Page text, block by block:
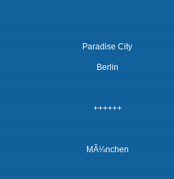
Paradise City
Berlin
++++++
MÃ¼nchen